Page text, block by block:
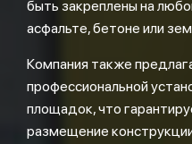
быть закреплены на
асфальте, бетоне или
Компания также
профессиональной
площадок, что
размещение